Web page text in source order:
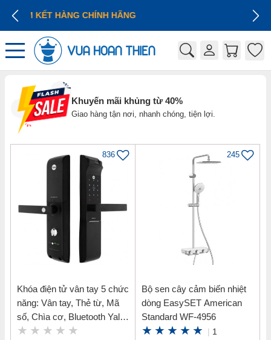
GIÁ CẠNH TRANH
Khuyến mãi khủng từ 40%
Giao hàng tận nơi, nhanh chóng, tiện lợi.
836
Khóa điện tử vân tay 5 chức
năng: Vân tay, Thẻ từ, Mã
số, Chìa cơ, Bluetooth Yale
YDM7116 MB
245
Bộ sen cây cảm biến nhiệt
dòng EasySET American
Standard WF-4956
| 1